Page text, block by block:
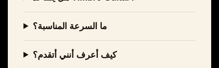
ما السرعة المناسبة؟
كيف أعرف أنني أتقدم؟